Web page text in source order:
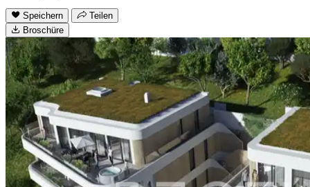
Speichern
Teilen
Broschüre